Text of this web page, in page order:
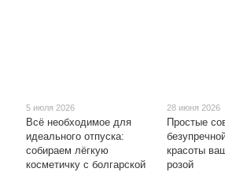
5 июля 2026
Всё необходимое для
идеального отпуска:
собираем лёгкую
косметичку с болгарской
28 июня 2026
Простые
красоты
розой